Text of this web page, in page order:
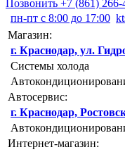
Позвонить +7 (861) 266-
пн-пт с 8:00 до 17:00
Магазин:
г. Краснодар, ул.
Системы холода
Автосервис:
г. Краснодар,
Интернет-магазин: